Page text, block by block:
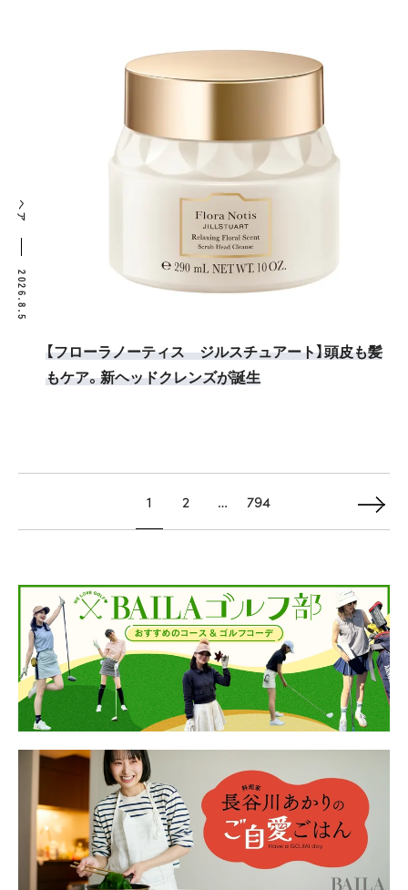
ヘア
2026.8.5
【フローラノーティス ジルスチュアート】頭皮も髪
もケア。新ヘッドクレンズが誕生
1 2 … 794